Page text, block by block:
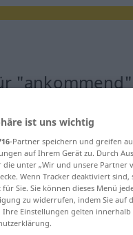
"ankommend"
ist uns wichtig
-Partner speichern und greifen
auf Ihrem Gerät zu. Durch
unter „Wir und unsere Partner
Wenn Tracker deaktiviert
Sie. Sie können dieses Menü
zu widerrufen, indem Sie auf
Ihre Einstellungen gelten